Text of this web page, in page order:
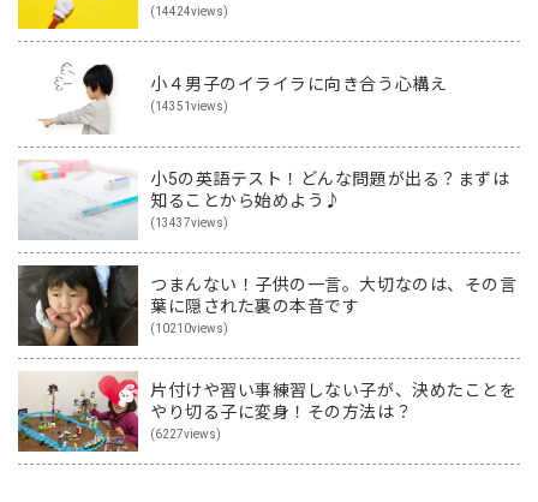
(14424views)
小４男子のイライラに向き合う心構え
(14351views)
小5の英語テスト！どんな問題が出る？まずは
知ることから始めよう♪
(13437views)
つまんない！子供の一言。大切なのは、その言
葉に隠された裏の本音です
(10210views)
片付けや習い事練習しない子が、決めたことを
やり切る子に変身！その方法は？
(6227views)